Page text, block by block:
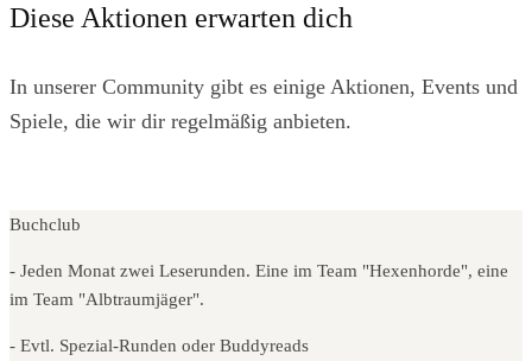
Diese Aktionen erwarten dich
In unserer Community gibt es einige Aktionen, Events und
Spiele, die wir dir regelmäßig anbieten.
Buchclub
- Jeden Monat zwei Leserunden. Eine im Team "Hexenhorde", eine
im Team "Albtraumjäger".
- Evtl. Spezial-Runden oder Buddyreads